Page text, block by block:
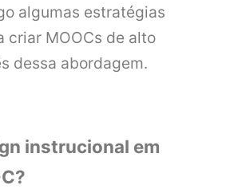
algumas estratégias
criar MOOCs de alto
dessa abordagem.
instrucional em